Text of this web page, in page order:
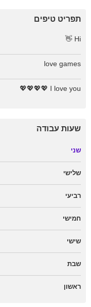
תפריט טיפים
Hi 👋
love games
I love you 💖💖💖💖
שעות עבודה
שני
שלישי
רביעי
חמישי
שישי
שבת
ראשון